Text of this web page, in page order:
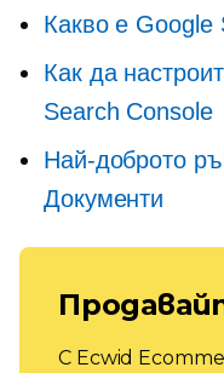
Какво е Google
Как да
Search Console
Най-доброто
Документи
С Ecwid